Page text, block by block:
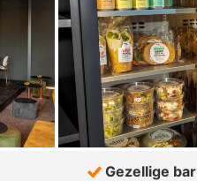
Gezellige bar